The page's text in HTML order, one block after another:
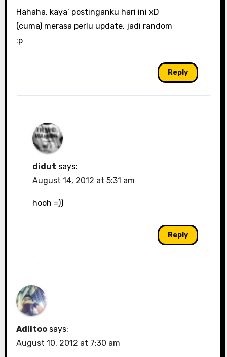
Hahaha, kaya’ postinganku hari ini xD
(cuma) merasa perlu update, jadi random
:p
Reply
didut says:
August 14, 2012 at 5:31 am
hooh =))
Reply
Adiitoo says:
August 10, 2012 at 7:30 am